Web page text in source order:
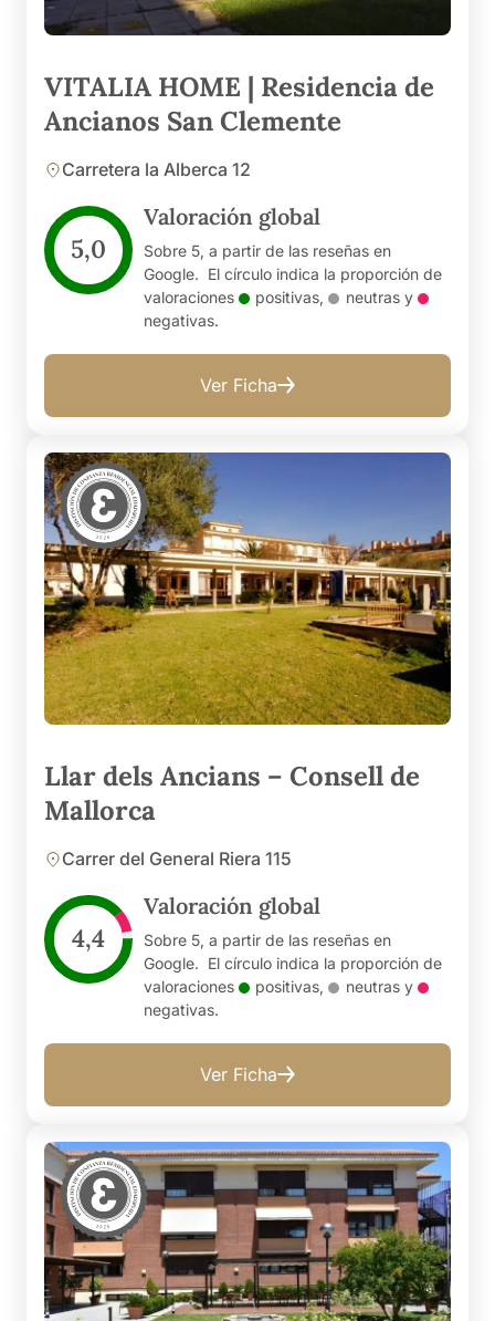
VITALIA HOME | Residencia de
Ancianos San Clemente
Carretera la Alberca 12
5,0
Valoración global
Sobre 5, a partir de las reseñas en
Google. El círculo indica la proporción de
valoraciones
positivas, neutrasy
negativas.
Ver Ficha
Llar dels Ancians – Consell de
Mallorca
Carrer del General Riera 115
4,4
Valoración global
Sobre 5, a partir de las reseñas en
Google. El círculo indica la proporción de
valoraciones
positivas, neutrasy
negativas.
Ver Ficha